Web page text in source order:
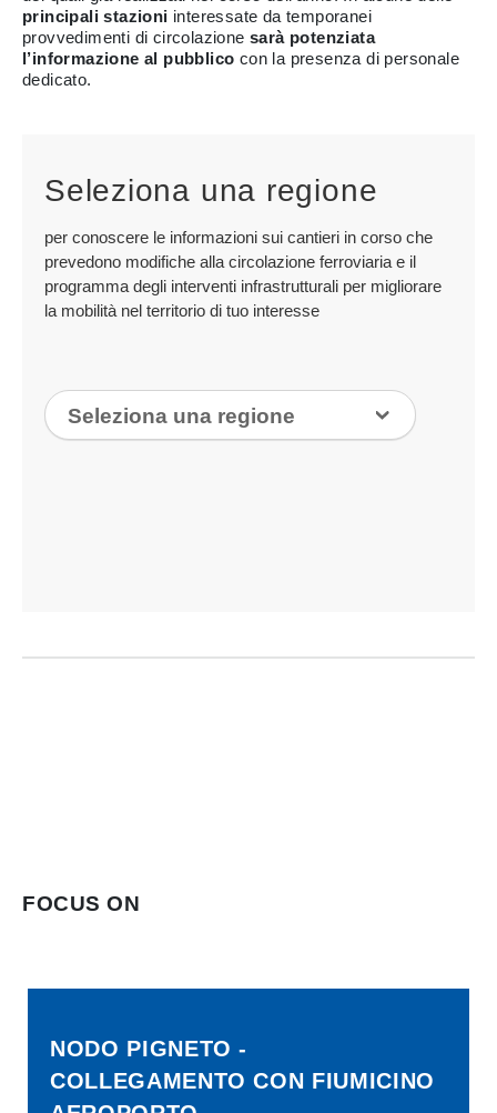
principali stazioni interessate da temporanei
provvedimenti di circolazione sarà potenziata
l’informazione al pubblico con la presenza di personale
dedicato.
Seleziona una regione
per conoscere le informazioni sui cantieri in corso che
prevedono modifiche alla circolazione ferroviaria e il
programma degli interventi infrastrutturali per migliorare
la mobilità nel territorio di tuo interesse
Selezionare
Seleziona una regione
FOCUS ON
NODO PIGNETO -
COLLEGAMENTO CON FIUMICINO